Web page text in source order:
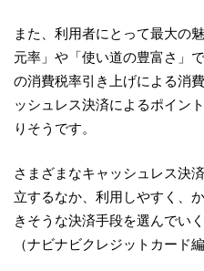
また、利用者にとって最大の
元率」や「使い道の豊富さ」
の消費税率引き上げによる消
ッシュレス決済によるポイン
りそうです。
さまざまなキャッシュレス決
立するなか、利用しやすく、
きそうな決済手段を選んでい
（ナビナビクレジットカード編